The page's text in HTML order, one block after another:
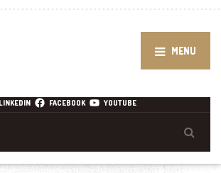
MENU
LINKEDIN FACEBOOK YOUTUBE